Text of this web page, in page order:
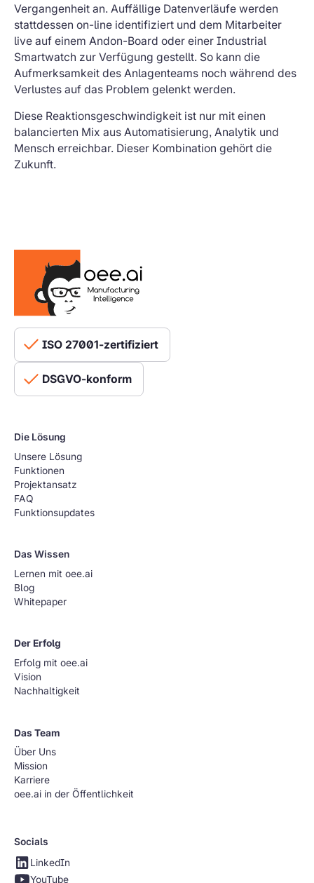
Vergangenheit an. Auffällige Datenverläufe werden
stattdessen on-line identifiziert und dem Mitarbeiter
live auf einem Andon-Board oder einer Industrial
Smartwatch zur Verfügung gestellt. So kann die
Aufmerksamkeit des Anlagenteams noch während des
Verlustes auf das Problem gelenkt werden.
Diese Reaktionsgeschwindigkeit ist nur mit einen
balancierten Mix aus Automatisierung, Analytik und
Mensch erreichbar. Dieser Kombination gehört die
Zukunft.
ISO 27001-zertifiziert
DSGVO-konform
Die Lösung
Unsere Lösung
Funktionen
Projektansatz
FAQ
Funktionsupdates
Das Wissen
Lernen mit oee.ai
Blog
Whitepaper
Der Erfolg
Erfolg mit oee.ai
Vision
Nachhaltigkeit
Das Team
Über Uns
Mission
Karriere
oee.ai in der Öffentlichkeit
Socials
LinkedIn
YouTube